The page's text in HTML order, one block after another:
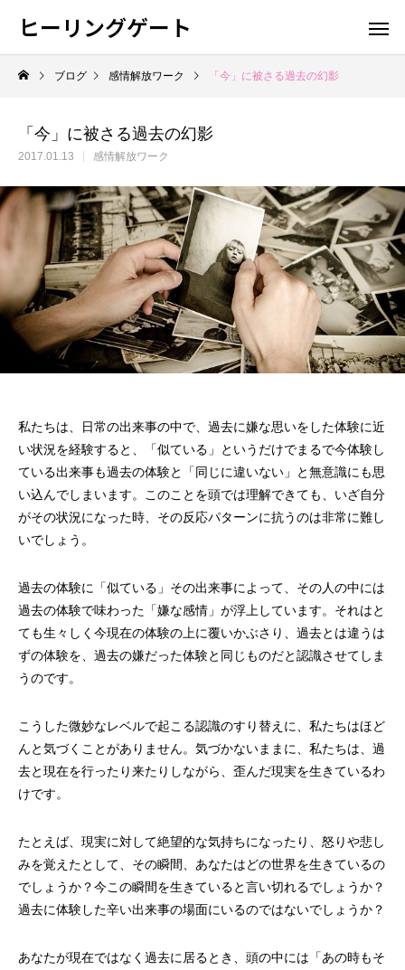
ヒーリングゲート
ブログ 感情解放ワーク 「今」に被さる過去の幻影
「今」に被さる過去の幻影
2017.01.13 感情解放ワーク
私たちは、日常の出来事の中で、過去に嫌な思いをした体験に近
い状況を経験すると、「似ている」というだけでまるで今体験し
ている出来事も過去の体験と「同じに違いない」と無意識にも思
い込んでしまいます。このことを頭では理解できても、いざ自分
がその状況になった時、その反応パターンに抗うのは非常に難し
いでしょう。
過去の体験に「似ている」その出来事によって、その人の中には
過去の体験で味わった「嫌な感情」が浮上しています。それはと
ても生々しく今現在の体験の上に覆いかぶさり、過去とは違うは
ずの体験を、過去の嫌だった体験と同じものだと認識させてしま
うのです。
こうした微妙なレベルで起こる認識のすり替えに、私たちはほど
んと気づくことがありません。気づかないままに、私たちは、過
去と現在を行ったり来たりしながら、歪んだ現実を生きているわ
けです。
たとえば、現実に対して絶望的な気持ちになったり、怒りや悲し
みを覚えたとして、その瞬間、あなたはどの世界を生きているの
でしょうか？今この瞬間を生きていると言い切れるでしょうか？
過去に体験した辛い出来事の場面にいるのではないでしょうか？
あなたが現在ではなく過去に居るとき、頭の中には「あの時もそ